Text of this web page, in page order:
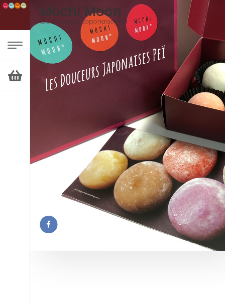
Mochi Moon
Les Douceurs Japonaises Peï